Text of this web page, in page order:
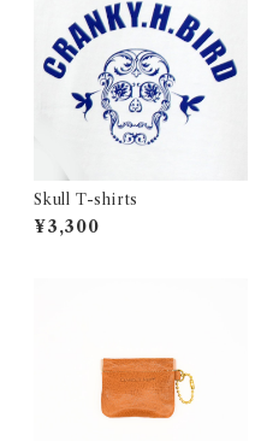
Skull T-shirts
¥3,300